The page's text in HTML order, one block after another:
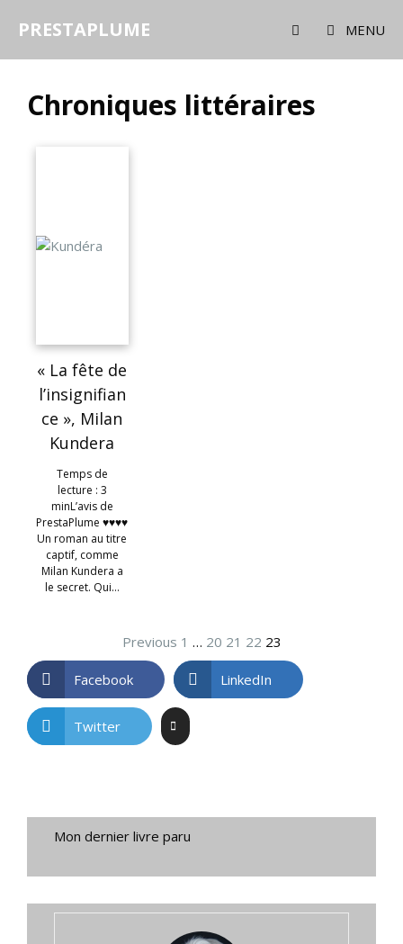
PRESTAPLUME MENU
Chroniques littéraires
« La fête de
l’insignifian
ce », Milan
Kundera
Temps de
lecture : 3
minL’avis de
PrestaPlume ♥♥♥♥
Un roman au titre
captif, comme
Milan Kundera a
le secret. Qui…
Previous 1 … 20 21 22 23
Facebook LinkedIn
Twitter
Mon dernier livre paru